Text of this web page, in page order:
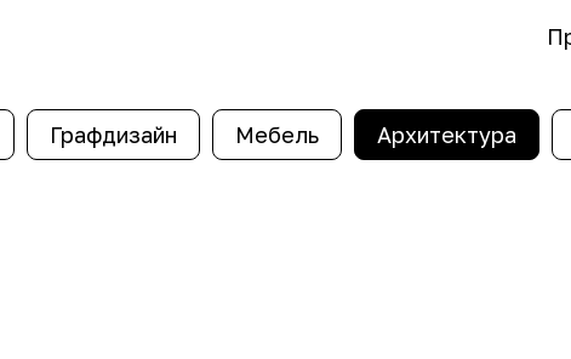
Графдизайн Мебель Архитектура